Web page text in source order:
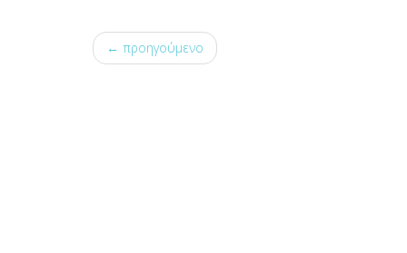
← προηγούμενο